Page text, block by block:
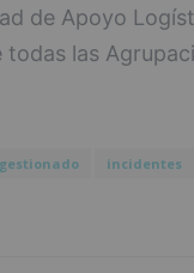
de Apoyo
las
incidentes